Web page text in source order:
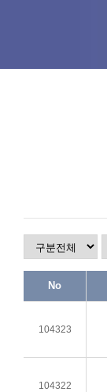
No
104323
104322